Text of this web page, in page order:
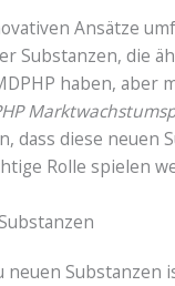
Ansätze
Substanzen, die
haben, aber
dass diese neuen
Rolle spielen
neuen Substanzen